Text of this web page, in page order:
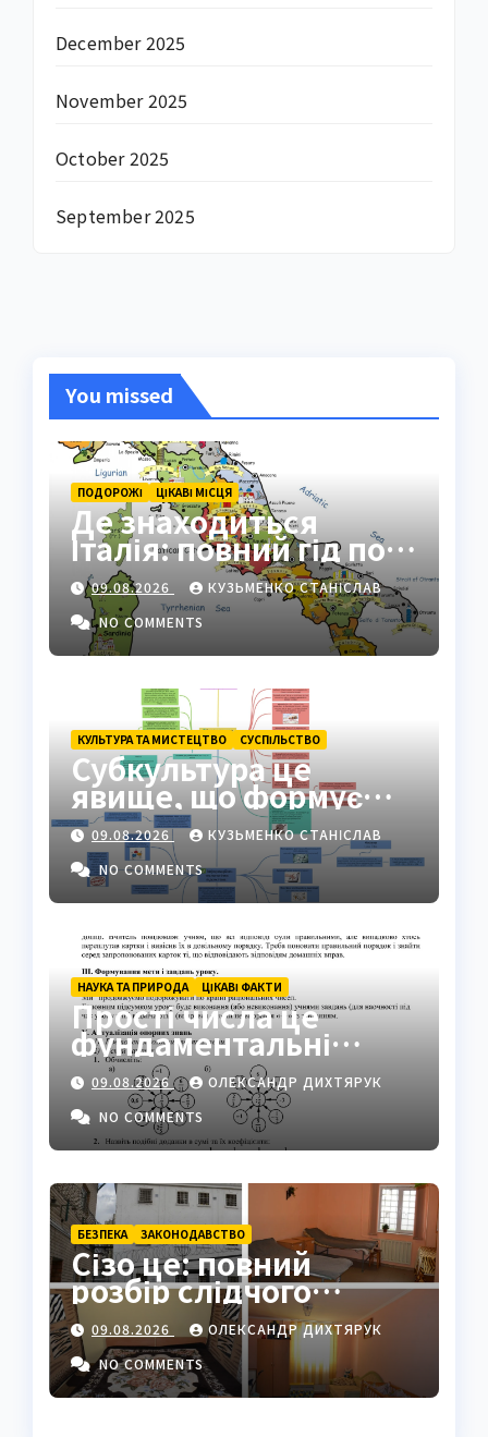
December 2025
November 2025
October 2025
September 2025
You missed
ПОДОРОЖІ ЦІКАВІ МІСЦЯ
Де знаходиться
Італія: повний гід по
географії країни
09.08.2026
КУЗЬМЕНКО СТАНІСЛАВ
NO COMMENTS
КУЛЬТУРА ТА МИСТЕЦТВО СУCПІЛЬСТВО
Субкультура це
явище, що формує
ідентичність груп у
суспільстві
09.08.2026
КУЗЬМЕНКО СТАНІСЛАВ
NO COMMENTS
НАУКА ТА ПРИРОДА ЦІКАВІ ФАКТИ
Прості числа це
фундаментальні
«атоми» математики
09.08.2026
ОЛЕКСАНДР ДИХТЯРУК
NO COMMENTS
БЕЗПЕКА ЗАКОНОДАВСТВО
Сізо це: повний
розбір слідчого
ізолятора в Україні
09.08.2026
ОЛЕКСАНДР ДИХТЯРУК
NO COMMENTS